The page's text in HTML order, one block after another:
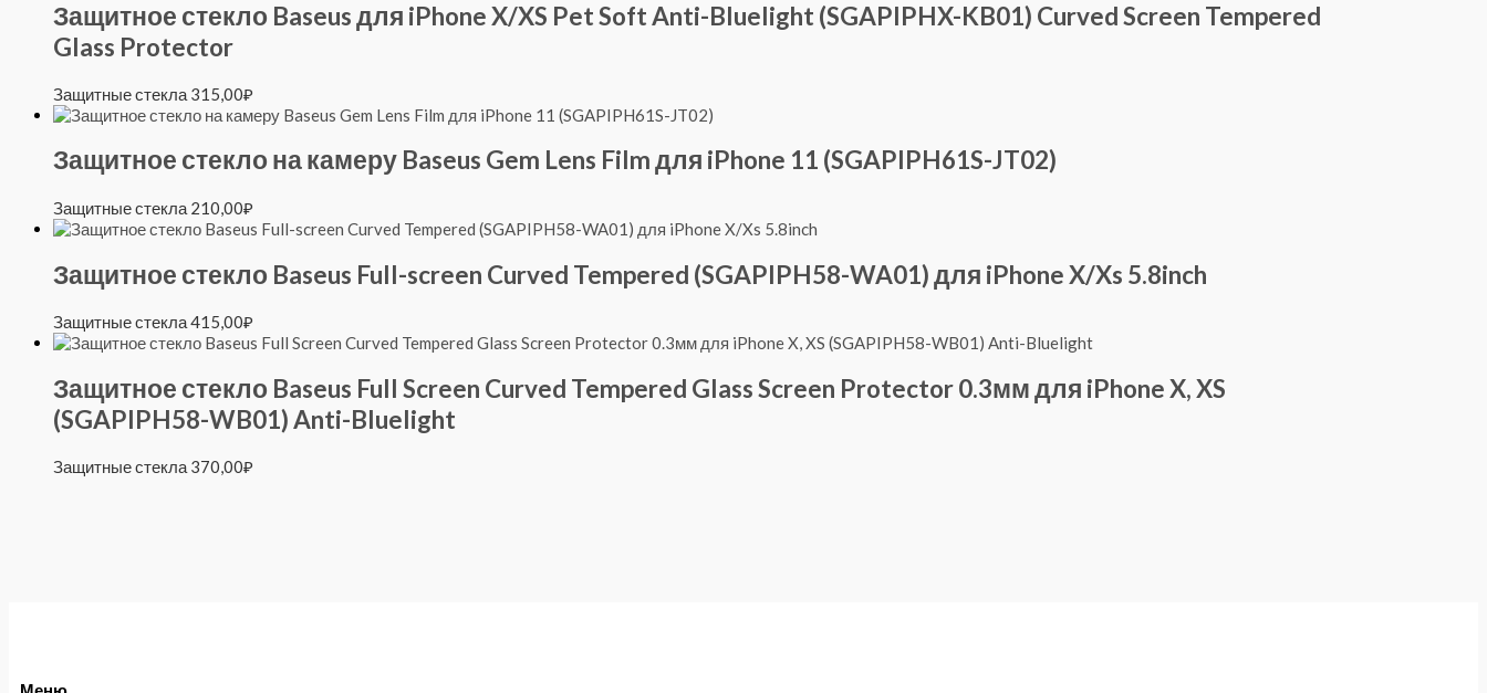
Защитное стекло Baseus для iPhone X/XS Pet Soft Anti-Bluelight (SGAPIPHX-KB01) Curved Screen Tempered
Glass Protector
Защитные стекла 315,00₽
Защитное стекло на камеру Baseus Gem Lens Film для iPhone 11 (SGAPIPH61S-JT02)
Защитные стекла 210,00₽
Защитное стекло Baseus Full-screen Curved Tempered (SGAPIPH58-WA01) для iPhone X/Xs 5.8inch
Защитные стекла415,00₽
Защитное стекло Baseus Full Screen Curved Tempered Glass Screen Protector 0.3мм для iPhone X, XS
(SGAPIPH58-WB01) Anti-Bluelight
Защитные стекла 370,00₽